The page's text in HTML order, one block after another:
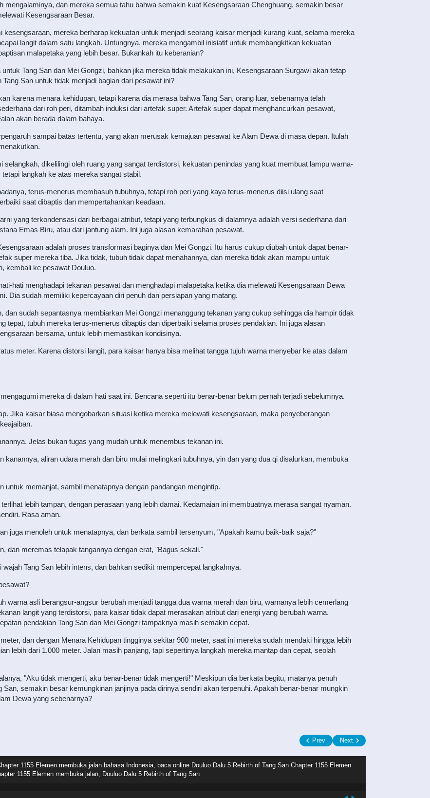
mengalaminya, dan mereka semua tahu bahwa semakin kuat Kesengsaraan Chenghuang, semakin besar
Kesengsaraan Besar.
mereka berharap kekuatan untuk menjadi seorang kaisar menjadi kurang kuat, selama mereka
langit dalam satu langkah. Untungnya, mereka mengambil inisiatif untuk membangkitkan kekuatan
malapetaka yang lebih besar. Bukankah itu keberanian?
Tang San dan Mei Gongzi, bahkan jika mereka tidak melakukan ini, Kesengsaraan Surgawi akan tetap
San untuk tidak menjadi bagian dari pesawat ini?
karena menara kehidupan, tetapi karena dia merasa bahwa Tang San, orang luar, sebenarnya telah
dari roh peri, ditambah induksi dari artefak super. Artefak super dapat menghancurkan pesawat,
akan berada dalam bahaya.
sampai batas tertentu, yang akan merusak kemajuan pesawat ke Alam Dewa di masa depan. Itulah
dikelilingi oleh ruang yang sangat terdistorsi, kekuatan penindas yang kuat membuat lampu warna-
langkah ke atas mereka sangat stabil.
terus-menerus membasuh tubuhnya, tetapi roh peri yang kaya terus-menerus diisi ulang saat
saat dibaptis dan mempertahankan keadaan.
yang terkondensasi dari berbagai atribut, tetapi yang terbungkus di dalamnya adalah versi sederhana dari
Emas Biru, atau dari jantung alam. Ini juga alasan kemarahan pesawat.
adalah proses transformasi baginya dan Mei Gongzi. Itu harus cukup diubah untuk dapat benar-
super mereka tiba. Jika tidak, tubuh tidak dapat menahannya, dan mereka tidak akan mampu untuk
kembali ke pesawat Douluo.
hati menghadapi tekanan pesawat dan menghadapi malapetaka ketika dia melewati Kesengsaraan Dewa
Dia sudah memiliki kepercayaan diri penuh dan persiapan yang matang.
dan sudah sepantasnya membiarkan Mei Gongzi menanggung tekanan yang cukup sehingga dia hampir tidak
tepat, tubuh mereka terus-menerus dibaptis dan diperbaiki selama proses pendakian. Ini juga alasan
bersama, untuk lebih memastikan kondisinya.
meter. Karena distorsi langit, para kaisar hanya bisa melihat tangga tujuh warna menyebar ke atas dalam
mereka di dalam hati saat ini. Bencana seperti itu benar-benar belum pernah terjadi sebelumnya.
Jika kaisar biasa mengobarkan situasi ketika mereka melewati kesengsaraan, maka penyeberangan
Jelas bukan tugas yang mudah untuk menembus tekanan ini.
kanannya, aliran udara merah dan biru mulai melingkari tubuhnya, yin dan yang dua qi disalurkan, membuka
untuk memanjat, sambil menatapnya dengan pandangan mengintip.
lebih tampan, dengan perasaan yang lebih damai. Kedamaian ini membuatnya merasa sangat nyaman.
Rasa aman.
juga menoleh untuk menatapnya, dan berkata sambil tersenyum, "Apakah kamu baik-baik saja?"
dan meremas telapak tangannya dengan erat, "Bagus sekali."
Tang San lebih intens, dan bahkan sedikit mempercepat langkahnya.
warna asli berangsur-angsur berubah menjadi tangga dua warna merah dan biru, warnanya lebih cemerlang
langit yang terdistorsi, para kaisar tidak dapat merasakan atribut dari energi yang berubah warna.
pendakian Tang San dan Mei Gongzi tampaknya masih semakin cepat.
dan dengan Menara Kehidupan tingginya sekitar 900 meter, saat ini mereka sudah mendaki hingga lebih
lebih dari 1.000 meter. Jalan masih panjang, tapi sepertinya langkah mereka mantap dan cepat, seolah
"Aku tidak mengerti, aku benar-benar tidak mengerti!" Meskipun dia berkata begitu, matanya penuh
semakin besar kemungkinan janjinya pada dirinya sendiri akan terpenuhi. Apakah benar-benar mungkin
Dewa yang sebenarnya?
Prev Next
1155 Elemen membuka jalan bahasa Indonesia, baca online Douluo Dalu 5 Rebirth of Tang San Chapter 1155 Elemen
1155 Elemen membuka jalan, Douluo Dalu 5 Rebirth of Tang San